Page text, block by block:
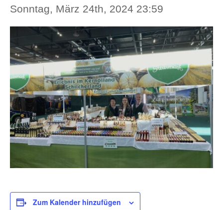
Sonntag, März 24th, 2024 23:59
Zum Kalender hinzufügen